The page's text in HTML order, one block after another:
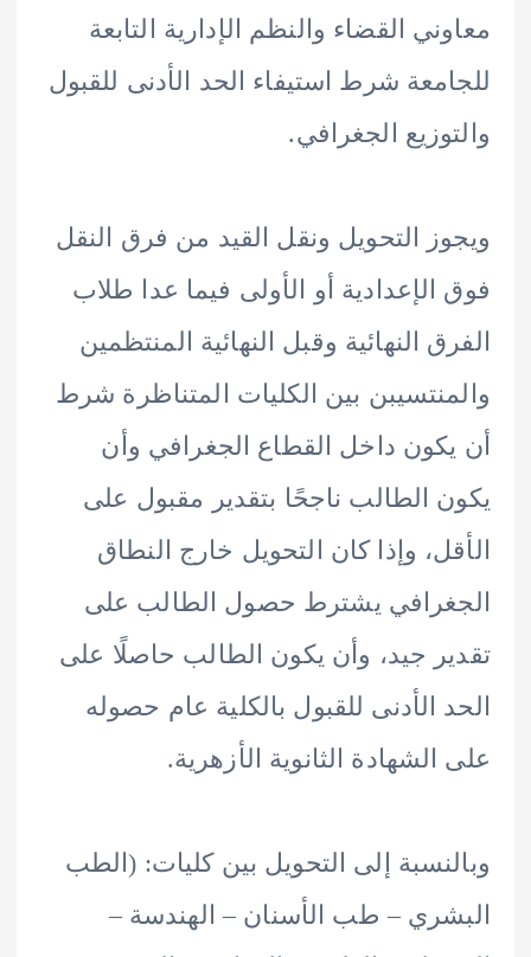
القضاء والنظم الإدارية التابعة
شرط استيفاء الحد الأدنى للقبول
الجغرافي.
التحويل ونقل القيد من فرق النقل
أو الأولى فيما عدا طلاب
النهائية وقبل النهائية المنتظمين
بين الكليات المتناظرة شرط
داخل القطاع الجغرافي وأن
الطالب ناجحًا بتقدير مقبول على
وإذا كان التحويل خارج النطاق
يشترط حصول الطالب على
جيد، وأن يكون الطالب حاصلًا على
الأدنى للقبول بالكلية عام حصوله
الثانوية الأزهرية.
إلى التحويل بين كليات: (الطب
– طب الأسنان – الهندسة –